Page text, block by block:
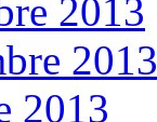
2013
2013
2013